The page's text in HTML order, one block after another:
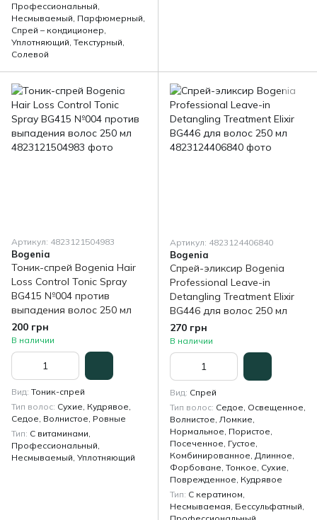
Профессиональный,
Несмываемый, Парфюмерный,
Спрей – кондиционер,
Уплотняющий, Текстурный,
Солевой
Артикул: 4823121504983
Bogenia
Тоник-спрей Bogenia Hair
Loss Control Tonic Spray
BG415 №004 против
выпадения волос 250 мл
200 грн
В наличии
Вид Тоник-спрей
Тип волос Сухие, Кудрявое,
Седое, Волнистое, Ровные
Тип С витаминами,
Профессиональный,
Несмываемый, Уплотняющий
Артикул: 4823124406840
Bogenia
Спрей-эликсир Bogenia
Professional Leave-in
Detangling Treatment Elixir
BG446 для волос 250 мл
270 грн
В наличии
Вид Спрей
Тип волос Седое, Освещенное,
Волнистое, Ломкие,
Нормальное, Пористое,
Посеченное, Густое,
Комбинированное, Длинное,
Форбоване, Тонкое, Сухие,
Поврежденное, Кудрявое
Тип С кератином,
Несмываемая, Бессульфатный,